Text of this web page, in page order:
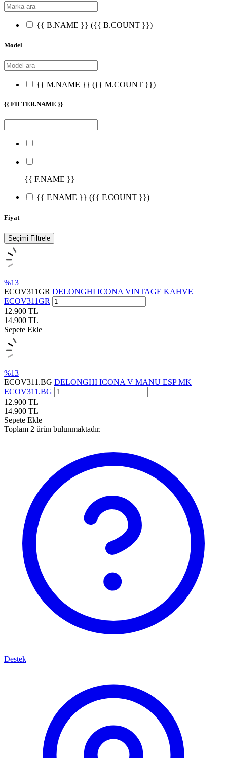
{{ B.NAME }} ({{ B.COUNT }})
Model
{{ M.NAME }} ({{ M.COUNT }})
{{ FILTER.NAME }}
{{ F.NAME }}
{{ F.NAME }} ({{ F.COUNT }})
Fiyat
Seçimi Filtrele
%13
ECOV311GR DELONGHI ICONA VINTAGE KAHVE
ECOV311GR
12.900 TL
14.900 TL
Sepete Ekle
%13
ECOV311.BG DELONGHI ICONA V MANU ESP MK
ECOV311.BG
12.900 TL
14.900 TL
Sepete Ekle
Toplam 2 ürün bulunmaktadır.
Destek